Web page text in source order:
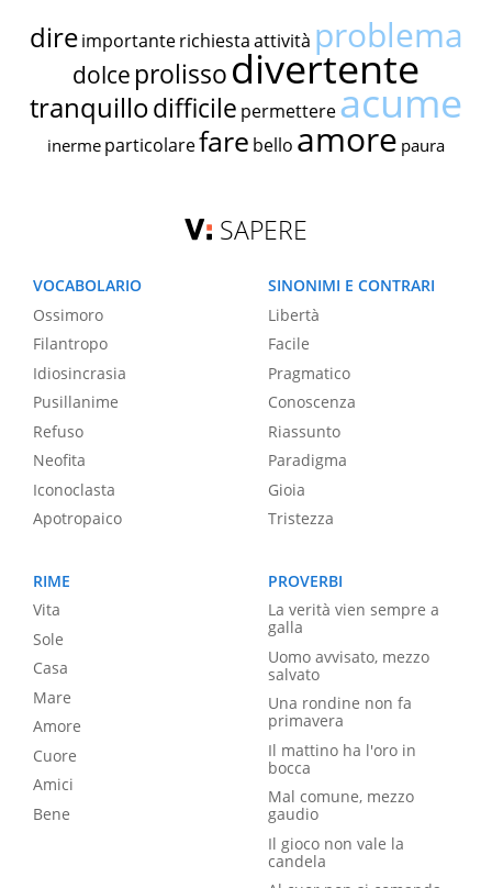
dire importante richiestaattività problema
dolce prolissodivertente
tranquillodifficile permettereacume
inerme particolarefare bello amore paura
SAPERE
VOCABOLARIO
Ossimoro
Filantropo
Idiosincrasia
Pusillanime
Refuso
Neofita
Iconoclasta
Apotropaico
SINONIMI E CONTRARI
Libertà
Facile
Pragmatico
Conoscenza
Riassunto
Paradigma
Gioia
Tristezza
RIME
Vita
Sole
Casa
Mare
Amore
Cuore
Amici
Bene
PROVERBI
La verità vien sempre a
galla
Uomo avvisato, mezzo
salvato
Una rondine non fa
primavera
Il mattino ha l'oro in
bocca
Mal comune, mezzo
gaudio
Il gioco non vale la
candela